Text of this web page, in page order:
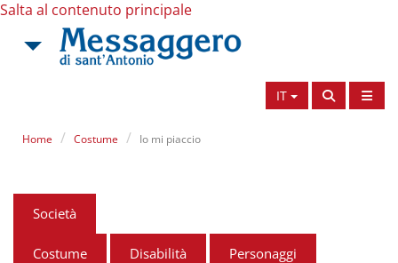
Salta al contenuto principale
IT
Home Costume Io mi piaccio
Società
Costume Disabilità Personaggi